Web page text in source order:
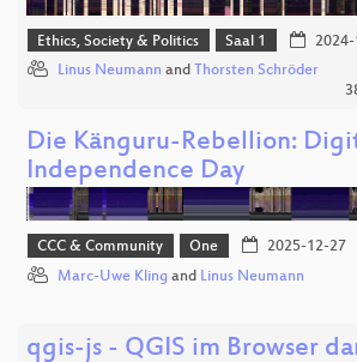
Ethics, Society & Politics Saal 1
Linus Neumann and Thorsten Schröder
Die Känguru-Rebellion:
Independence Day
CCC & Community One 2025-12-27
Marc-Uwe Kling and Linus Neumann
qgis-js - QGIS im Browser